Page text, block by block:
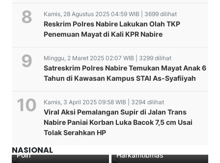
Kamis, 28 Agustus 2025 04:59 WIB | 3699 dilihat
Reskrim Polres Nabire Lakukan Olah TKP
Penemuan Mayat di Kali KPR Nabire
Minggu, 2 Maret 2025 02:07 WIB | 3299 dilihat
Satreskrim Polres Nabire Temukan Mayat Anak 6
Tahun di Kawasan Kampus STAI As-Syafiiyah
Kamis, 3 April 2025 09:58 WIB | 3294 dilihat
Viral Aksi Pemalangan Supir di Jalan Trans
Nabire Paniai Korban Luka Bacok 7,5 cm Usai
Tolak Serahkan HP
NASIONAL
Instruksi Kapolri ke
Jajaran: Pertahankan dan
Polri
Kapolres Dogiyai Pimpin
Harkamtibmas
Para Tokoh Adat Sepakat
KPU dan Bawaslu Provinsi
Sebagai Penyelenggara
Pilkada PSU Nabire 2021
Penganiayaan Oknum